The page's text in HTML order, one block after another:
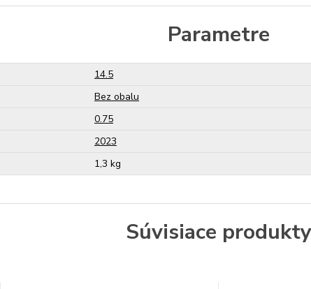
Parametre
14.5
Bez obalu
0.75
2023
1,3 kg
Súvisiace produkty